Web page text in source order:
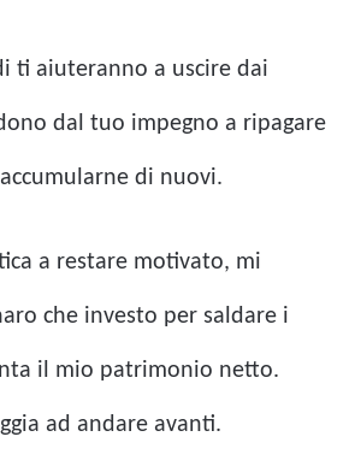
ti aiuteranno a uscire dai
dal tuo impegno a ripagare
di nuovi.
a restare motivato, mi
che investo per saldare i
il mio patrimonio netto.
ad andare avanti.